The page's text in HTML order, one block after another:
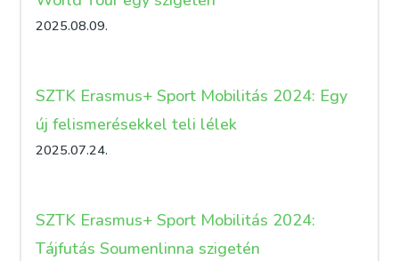
2025.08.09.
SZTK Erasmus+ Sport Mobilitás 2024: Egy
új felismerésekkel teli lélek
2025.07.24.
SZTK Erasmus+ Sport Mobilitás 2024:
Tájfutás Soumenlinna szigetén